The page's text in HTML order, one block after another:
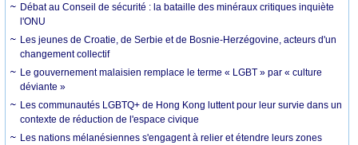
Débat au Conseil de sécurité : la bataille des minéraux critiques inquiète
l'ONU
Les jeunes de Croatie, de Serbie et de Bosnie-Herzégovine, acteurs d'un
changement collectif
Le gouvernement malaisien remplace le terme « LGBT » par « culture
déviante »
Les communautés LGBTQ+ de Hong Kong luttent pour leur survie dans un
contexte de réduction de l'espace civique
Les nations mélanésiennes s'engagent à relier et étendre leurs zones